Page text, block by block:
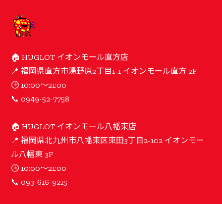
🏠 HUGLOT イオンモール直方店
📍 福岡県直方市湯野原2丁目1-1 イオンモール直方 2F
🕒 10:00〜21:00
📞 0949-52-7758
🏠 HUGLOT イオンモール八幡東店
📍 福岡県北九州市八幡東区東田3丁目2-102 イオンモー
ル八幡東 3F
🕒 10:00〜21:00
📞 093-616-9215